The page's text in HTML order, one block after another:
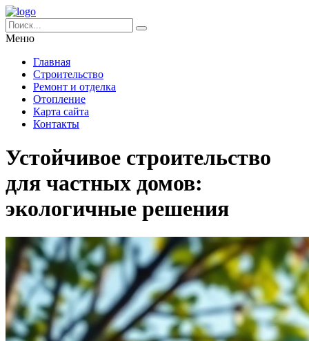
Меню
Главная
Строительство
Ремонт и отделка
Отопление
Карта сайта
Контакты
Устойчивое строительство
для частных домов:
экологичные решения